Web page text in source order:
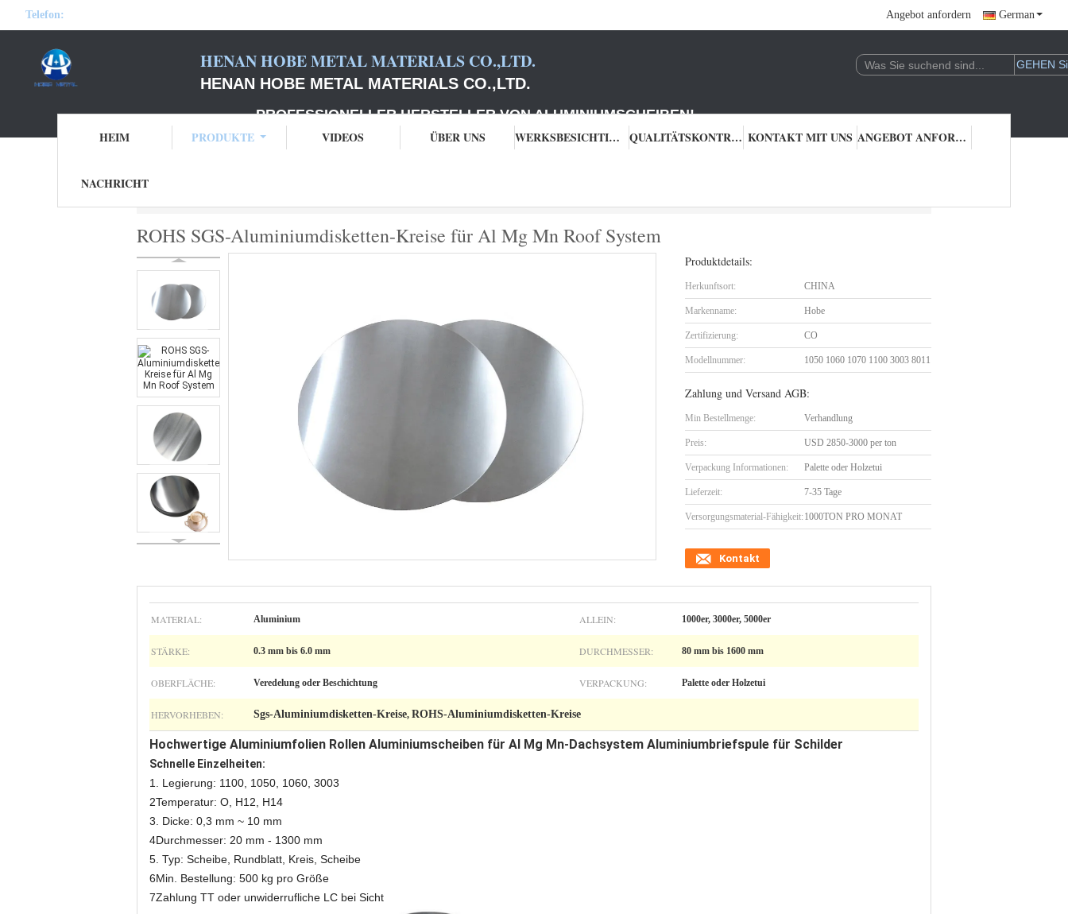
Telefon: Angebot anfordern German
HENAN HOBE METAL MATERIALS CO.,LTD.
HENAN HOBE METAL MATERIALS CO.,LTD.
PROFESSIONELLER HERSTELLER VON ALUMINIUMSCHEIBEN!
HEIM PRODUKTE VIDEOS ÜBER UNS WERKSBESICHTIGUNG QUALITÄTSKONTROLLE KONTAKT MIT UNS ANGEBOT ANFORDERN
NACHRICHT
ROHS SGS-Aluminiumdisketten-Kreise für Al Mg Mn Roof System
Produktdetails:
Herkunftsort: CHINA
Markenname: Hobe
Zertifizierung: CO
Modellnummer: 1050 1060 1070 1100 3003 8011
Zahlung und Versand AGB:
Min Bestellmenge: Verhandlung
Preis: USD 2850-3000 per ton
Verpackung Informationen: Palette oder Holzetui
Lieferzeit: 7-35 Tage
Versorgungsmaterial-Fähigkeit: 1000TON PRO MONAT
Kontakt
MATERIAL: Aluminium ALLEIN: 1000er, 3000er, 5000er
STÄRKE: 0.3 mm bis 6.0 mm DURCHMESSER: 80 mm bis 1600 mm
OBERFLÄCHE: Veredelung oder Beschichtung VERPACKUNG: Palette oder Holzetui
HERVORHEBEN: Sgs-Aluminiumdisketten-Kreise, ROHS-Aluminiumdisketten-Kreise
Hochwertige Aluminiumfolien Rollen Aluminiumscheiben für Al Mg Mn-Dachsystem Aluminiumbriefspule für Schilder
Schnelle Einzelheiten:
1. Legierung: 1100, 1050, 1060, 3003
2Temperatur: O, H12, H14
3. Dicke: 0,3 mm ~ 10 mm
4Durchmesser: 20 mm - 1300 mm
5. Typ: Scheibe, Rundblatt, Kreis, Scheibe
6Min. Bestellung: 500 kg pro Größe
7Zahlung TT oder unwiderrufliche LC bei Sicht